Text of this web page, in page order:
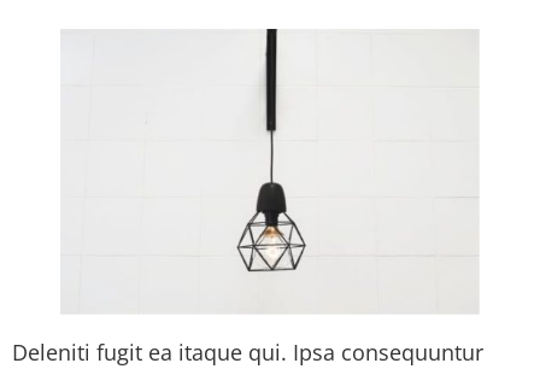
Deleniti fugit ea itaque qui. Ipsa consequuntur